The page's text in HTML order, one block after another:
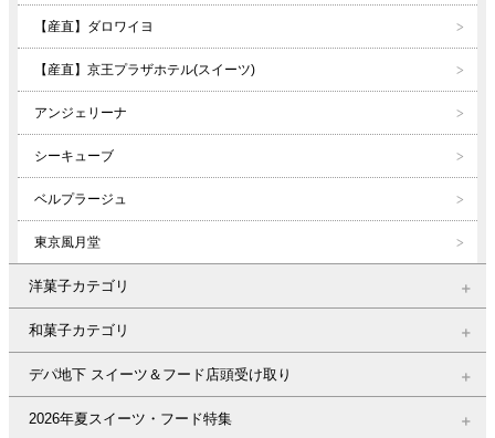
【産直】ダロワイヨ
【産直】京王プラザホテル(スイーツ)
アンジェリーナ
シーキューブ
ベルプラージュ
東京風月堂
洋菓子カテゴリ
和菓子カテゴリ
デパ地下 スイーツ＆フード店頭受け取り
2026年夏スイーツ・フード特集